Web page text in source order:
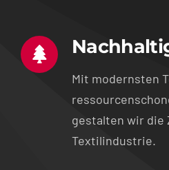
Mit modernsten
gestalten wir die
Textilindustrie.